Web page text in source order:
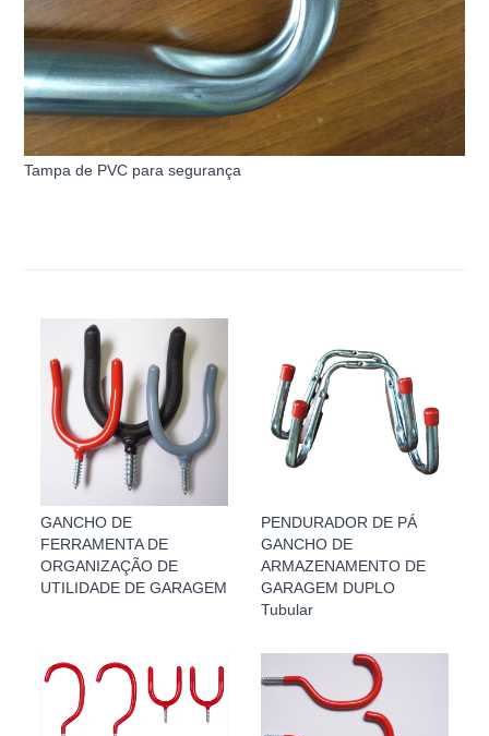
Tampa de PVC para segurança
GANCHO DE
FERRAMENTA DE
ORGANIZAÇÃO DE
UTILIDADE DE GARAGEM
PENDURADOR DE PÁ
GANCHO DE
ARMAZENAMENTO DE
GARAGEM DUPLO
Tubular